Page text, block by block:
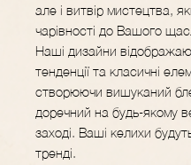
але і витвір мистецтва,
чарівності до Вашого
Наші дизайни
тенденції та класичні
створюючи вишуканий
доречний на будь-якому
заході. Ваші келихи
тренді.